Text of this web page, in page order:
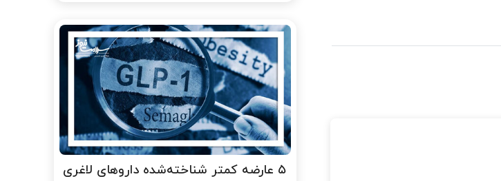
۵ عارضه کمتر شناخته‌شده داروهای لاغری